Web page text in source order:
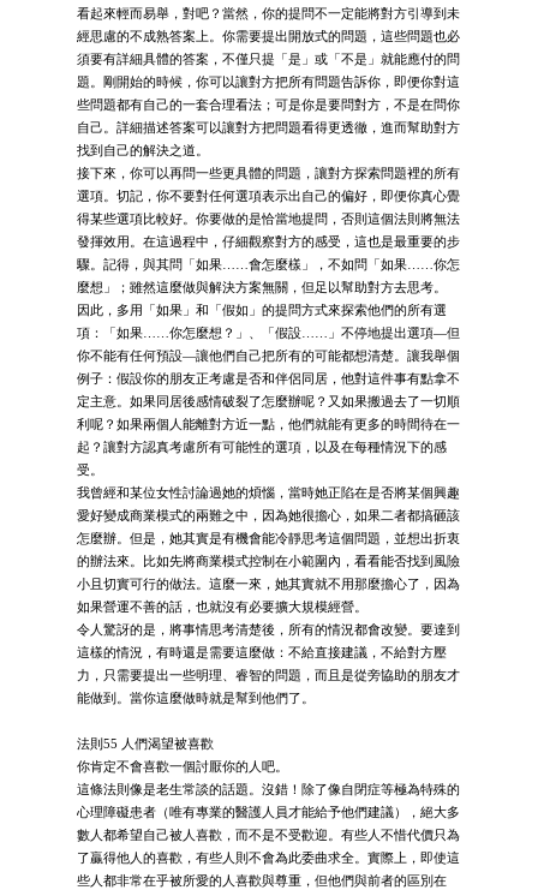
看起來輕而易舉，對吧？當然，你的提問不一定能將對方引導到未
經思慮的不成熟答案上。你需要提出開放式的問題，這些問題也必
須要有詳細具體的答案，不僅只提「是」或「不是」就能應付的問
題。剛開始的時候，你可以讓對方把所有問題告訴你，即便你對這
些問題都有自己的一套合理看法；可是你是要問對方，不是在問你
自己。詳細描述答案可以讓對方把問題看得更透徹，進而幫助對方
找到自己的解決之道。
接下來，你可以再問一些更具體的問題，讓對方探索問題裡的所有
選項。切記，你不要對任何選項表示出自己的偏好，即便你真心覺
得某些選項比較好。你要做的是恰當地提問，否則這個法則將無法
發揮效用。在這過程中，仔細觀察對方的感受，這也是最重要的步
驟。記得，與其問「如果……會怎麼樣」，不如問「如果……你怎
麼想」；雖然這麼做與解決方案無關，但足以幫助對方去思考。
因此，多用「如果」和「假如」的提問方式來探索他們的所有選
項：「如果……你怎麼想？」、「假設……」不停地提出選項—但
你不能有任何預設—讓他們自己把所有的可能都想清楚。讓我舉個
例子：假設你的朋友正考慮是否和伴侶同居，他對這件事有點拿不
定主意。如果同居後感情破裂了怎麼辦呢？又如果搬過去了一切順
利呢？如果兩個人能離對方近一點，他們就能有更多的時間待在一
起？讓對方認真考慮所有可能性的選項，以及在每種情況下的感
受。
我曾經和某位女性討論過她的煩惱，當時她正陷在是否將某個興趣
愛好變成商業模式的兩難之中，因為她很擔心，如果二者都搞砸該
怎麼辦。但是，她其實是有機會能冷靜思考這個問題，並想出折衷
的辦法來。比如先將商業模式控制在小範圍內，看看能否找到風險
小且切實可行的做法。這麼一來，她其實就不用那麼擔心了，因為
如果營運不善的話，也就沒有必要擴大規模經營。
令人驚訝的是，將事情思考清楚後，所有的情況都會改變。要達到
這樣的情況，有時還是需要這麼做：不給直接建議，不給對方壓
力，只需要提出一些明理、睿智的問題，而且是從旁協助的朋友才
能做到。當你這麼做時就是幫到他們了。
法則55 人們渴望被喜歡
你肯定不會喜歡一個討厭你的人吧。
這條法則像是老生常談的話題。沒錯！除了像自閉症等極為特殊的
心理障礙患者（唯有專業的醫護人員才能給予他們建議），絕大多
數人都希望自己被人喜歡，而不是不受歡迎。有些人不惜代價只為
了贏得他人的喜歡，有些人則不會為此委曲求全。實際上，即使這
些人都非常在乎被所愛的人喜歡與尊重，但他們與前者的區別在